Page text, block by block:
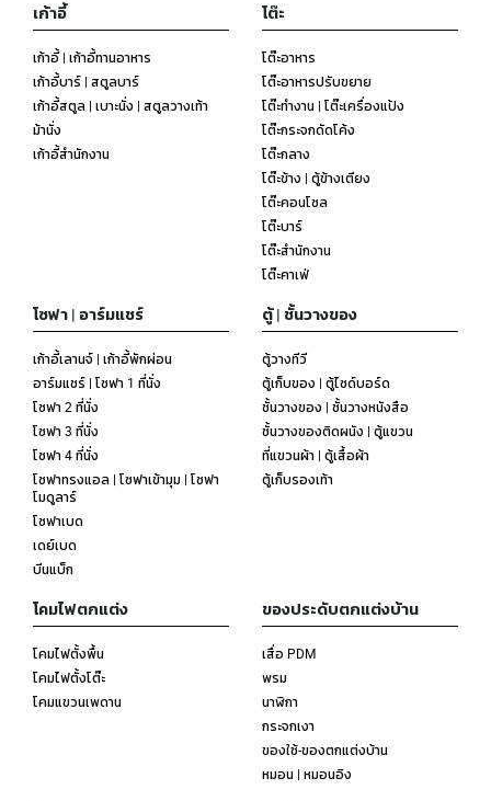
เก้าอี้
เก้าอี้ | เก้าอี้ทานอาหาร
เก้าอี้บาร์ | สตูลบาร์
เก้าอี้สตูล | เบาะนั่ง | สตูลวางเท้า
ม้านั่ง
เก้าอี้สำนักงาน
โต๊ะ
โต๊ะอาหาร
โต๊ะอาหารปรับขยาย
โต๊ะทำงาน | โต๊ะเครื่องแป้ง
โต๊ะกระจกดัดโค้ง
โต๊ะกลาง
โต๊ะข้าง | ตู้ข้างเตียง
โต๊ะคอนโซล
โต๊ะบาร์
โต๊ะสำนักงาน
โต๊ะคาเฟ่
โซฟา | อาร์มแชร์
เก้าอี้เลานจ์ | เก้าอี้พักผ่อน
อาร์มแชร์ | โซฟา 1 ที่นั่ง
โซฟา 2 ที่นั่ง
โซฟา 3 ที่นั่ง
โซฟา 4 ที่นั่ง
โซฟาทรงแอล | โซฟาเข้ามุม | โซฟา
โมดูลาร์
โซฟาเบด
เดย์เบด
บีนแบ็ก
ตู้ | ชั้นวางของ
ตู้วางทีวี
ตู้เก็บของ | ตู้ไซด์บอร์ด
ชั้นวางของ | ชั้นวางหนังสือ
ชั้นวางของติดผนัง | ตู้แขวน
ที่แขวนผ้า | ตู้เสื้อผ้า
ตู้เก็บรองเท้า
โคมไฟตกแต่ง
โคมไฟตั้งพื้น
โคมไฟตั้งโต๊ะ
โคมแขวนเพดาน
ของประดับตกแต่งบ้าน
เสื่อ PDM
พรม
นาฬิกา
กระจกเงา
ของใช้-ของตกแต่งบ้าน
หมอน | หมอนอิง